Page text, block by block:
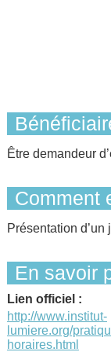
Être demandeur
Comment
Présentation d’un
En savoir
Lien officiel :
http://www.institut-
lumiere.org/
horaires.html